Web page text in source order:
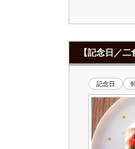
【記念日／
記念日